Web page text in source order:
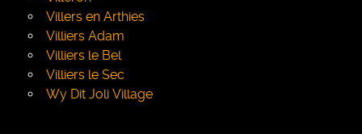
Villers en Arthies
Villiers Adam
Villiers le Bel
Villiers le Sec
Wy Dit Joli Village